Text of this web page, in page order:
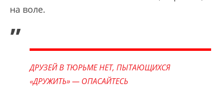
на воле.
„
ДРУЗЕЙ В ТЮРЬМЕ НЕТ, ПЫТАЮЩИХСЯ
«ДРУЖИТЬ» — ОПАСАЙТЕСЬ